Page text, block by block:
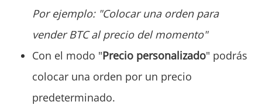
Por ejemplo: "Colocar una orden para
vender BTC al precio del momento"
Con el modo "Precio personalizado" podrás
colocar una orden por un precio
predeterminado‌.